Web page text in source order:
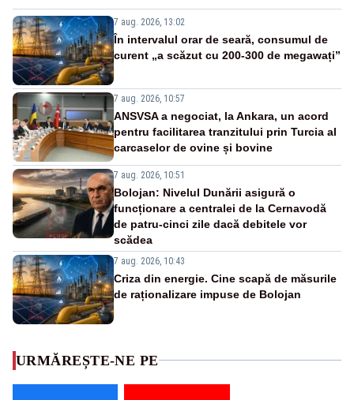
7 aug. 2026, 13:02
În intervalul orar de seară, consumul de
curent „a scăzut cu 200-300 de megawați”
7 aug. 2026, 10:57
ANSVSA a negociat, la Ankara, un acord
pentru facilitarea tranzitului prin Turcia al
carcaselor de ovine și bovine
7 aug. 2026, 10:51
Bolojan: Nivelul Dunării asigură o
funcționare a centralei de la Cernavodă
de patru-cinci zile dacă debitele vor
scădea
7 aug. 2026, 10:43
Criza din energie. Cine scapă de măsurile
de raționalizare impuse de Bolojan
URMĂREȘTE-NE PE